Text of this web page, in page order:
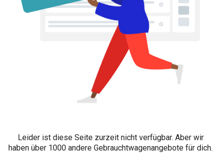
Leider ist diese Seite zurzeit nicht verfügbar. Aber wir
haben über 1000 andere Gebrauchtwagenangebote für dich.